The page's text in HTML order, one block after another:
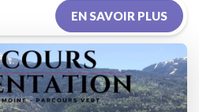
EN SAVOIR PLUS